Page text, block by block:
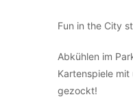
Fun in the City
Abkühlen im
Kartenspiele
gezockt!